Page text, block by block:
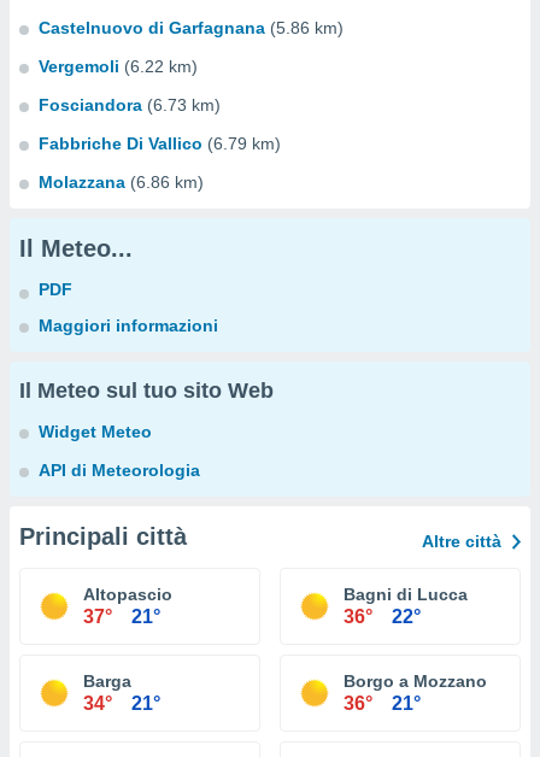
Castelnuovo di Garfagnana (5.86 km)
Vergemoli (6.22 km)
Fosciandora (6.73 km)
Fabbriche Di Vallico (6.79 km)
Molazzana (6.86 km)
Il Meteo...
PDF
Maggiori informazioni
Il Meteo sul tuo sito Web
Widget Meteo
API di Meteorologia
Principali città Altre città
Altopascio
37° 21°
Bagni di Lucca
36° 22°
Barga
34° 21°
Borgo a Mozzano
36° 21°